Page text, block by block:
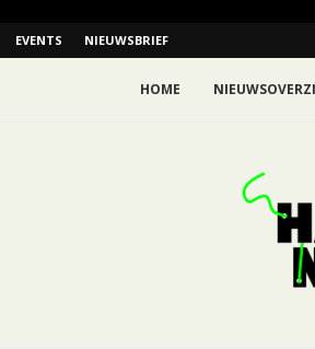
EVENTS NIEUWSBRIEF
HOME